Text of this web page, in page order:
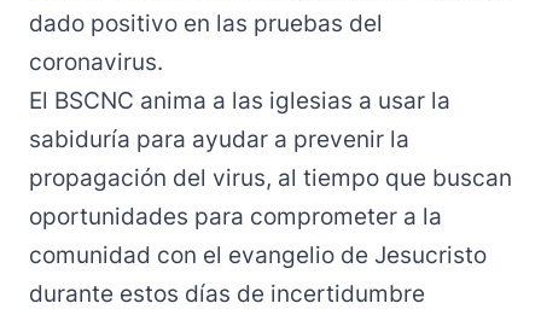
dado positivo en las pruebas del
coronavirus.
El BSCNC anima a las iglesias a usar la
sabiduría para ayudar a prevenir la
propagación del virus, al tiempo que buscan
oportunidades para comprometer a la
comunidad con el evangelio de Jesucristo
durante estos días de incertidumbre